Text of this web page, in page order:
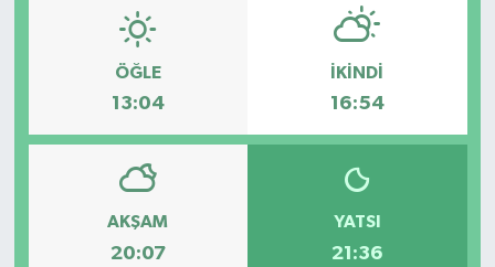
ÖĞLE
13:04
İKINDI
16:54
AKŞAM
20:07
YATSI
21:36